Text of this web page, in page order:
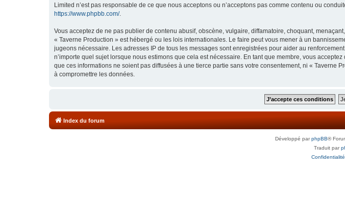
Limited n’est pas responsable de ce que nous acceptons ou n’acceptons pas comme contenu ou
https://www.phpbb.com/.
Vous acceptez de ne pas publier de contenu abusif, obscène, vulgaire, diffamatoire, choquant,
« Taverne Production » est hébergé ou les lois internationales. Le faire peut vous mener à un
jugeons nécessaire. Les adresses IP de tous les messages sont enregistrées pour aider au
n’importe quel sujet lorsque nous estimons que cela est nécessaire. En tant que membre, vous
que ces informations ne soient pas diffusées à une tierce partie sans votre consentement, ni «
à compromettre les données.
Index du forum
Développé parphpBB®
Traduit par
Confidentialité